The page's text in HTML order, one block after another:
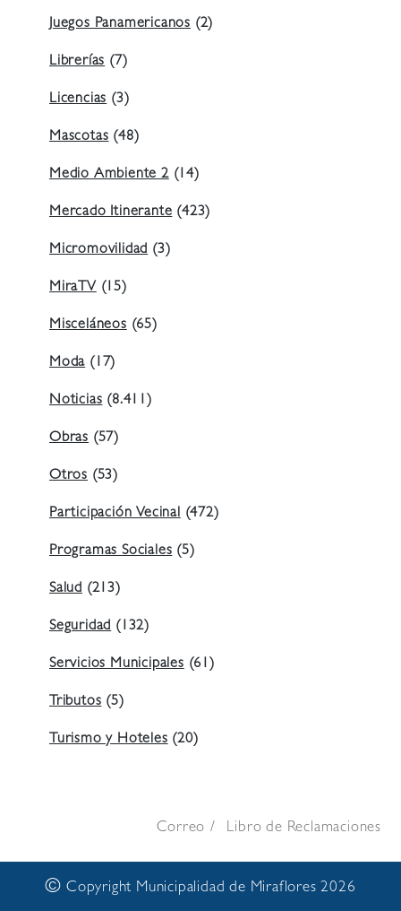
Juegos Panamericanos (2)
Librerías (7)
Licencias (3)
Mascotas (48)
Medio Ambiente 2(14)
Mercado Itinerante (423)
Micromovilidad (3)
MiraTV (15)
Misceláneos (65)
Moda (17)
Noticias (8.411)
Obras (57)
Otros (53)
Participación Vecinal (472)
Programas Sociales (5)
Salud (213)
Seguridad (132)
Servicios Municipales (61)
Tributos (5)
Turismo y Hoteles (20)
Correo Libro de Reclamaciones
© Copyright Municipalidad de Miraflores 2026